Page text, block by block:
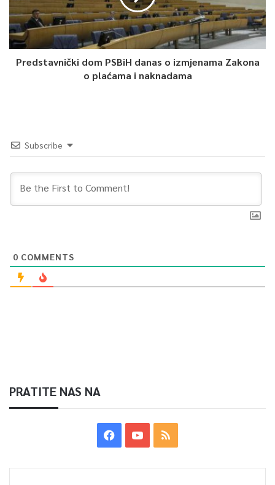
Predstavnički dom PSBiH danas o izmjenama Zakona
o plaćama i naknadama
Subscribe
0 COMMENTS
PRATITE NAS NA